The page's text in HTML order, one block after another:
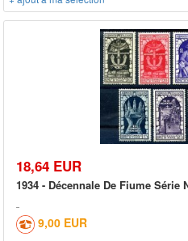
18,64 EUR
1934 - Décennale De Fiume Série
9,00 EUR